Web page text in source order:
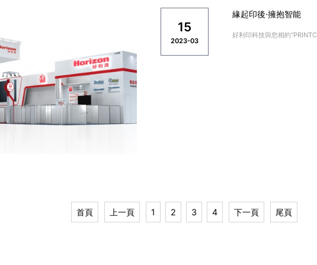
15
2023-03
緣起印後·擁抱智能
好利印科技與您相約
首頁 上一頁 1 2 3 4 下一頁 尾頁